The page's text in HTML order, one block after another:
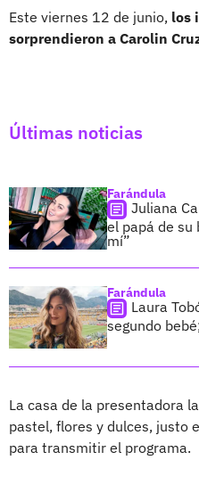
Este viernes 12 de junio, los
sorprendieron a Carolin
Últimas noticias
Farándula
Juliana
el papá de su
mí”
Farándula
Laura
segundo
La casa de la presentadora
pastel, flores y dulces, justo
para transmitir el programa.